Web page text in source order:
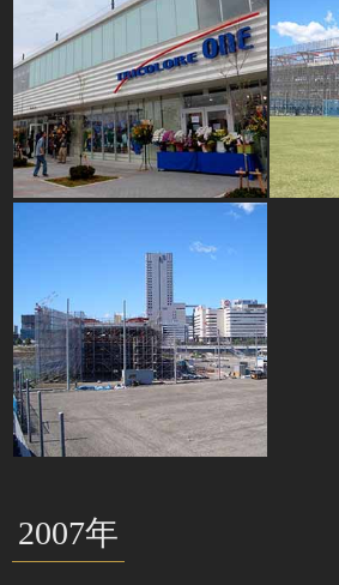
2007年